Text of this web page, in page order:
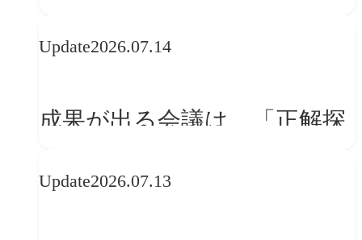
場”である
Update2026.07.14
成果が出る会議は、「正解探
Update2026.07.13